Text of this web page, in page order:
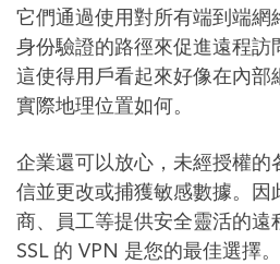
它們通過使用對所有端到端網
身份驗證的路徑來促進遠程訪
這使得用戶看起來好像在內部
實際地理位置如何。
企業還可以放心，未經授權的
信並更改或捕獲敏感數據。因
商、員工等提供安全靈活的遠
SSL 的 VPN 是您的最佳選擇。